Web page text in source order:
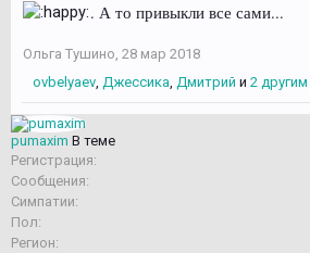
. А то привыкли все сами...
Ольга Тушино, 28 мар 2018
ovbelyaev, Джессика, Дмитрий и 2 другим
pumaxim В теме
Регистрация:
Сообщения:
Симпатии:
Пол:
Регион: